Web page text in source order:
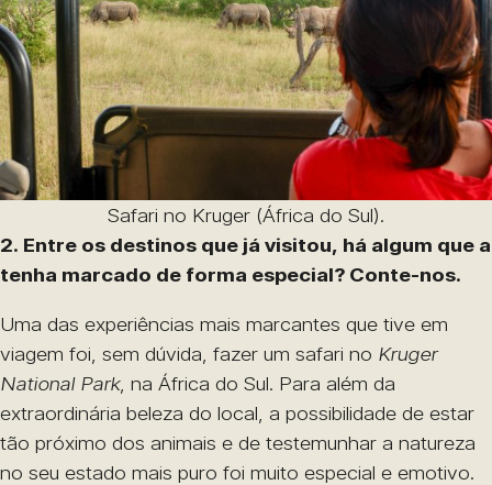
Safari no Kruger (África do Sul).
2. Entre os destinos que já visitou, há algum que a
tenha marcado de forma especial? Conte-nos.
Uma das experiências mais marcantes que tive em
viagem foi, sem dúvida, fazer um safari no Kruger
National Park, na África do Sul. Para além da
extraordinária beleza do local, a possibilidade de estar
tão próximo dos animais e de testemunhar a natureza
no seu estado mais puro foi muito especial e emotivo.